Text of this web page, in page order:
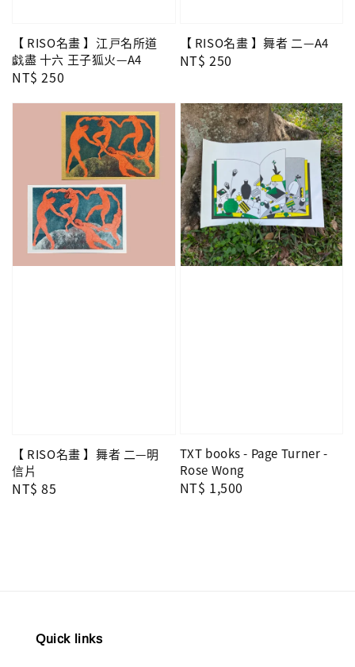
【 RISO名畫 】江戸名所道
戯盡 十六 王子狐火—A4
Regular
NT$ 250
【 RISO名畫 】舞者 二—A4
Regular
NT$ 250
【 RISO名畫 】舞者 二—明
信片
Regular
NT$ 85
TXT books - Page Turner -
Rose Wong
Regular
NT$ 1,500
Quick links